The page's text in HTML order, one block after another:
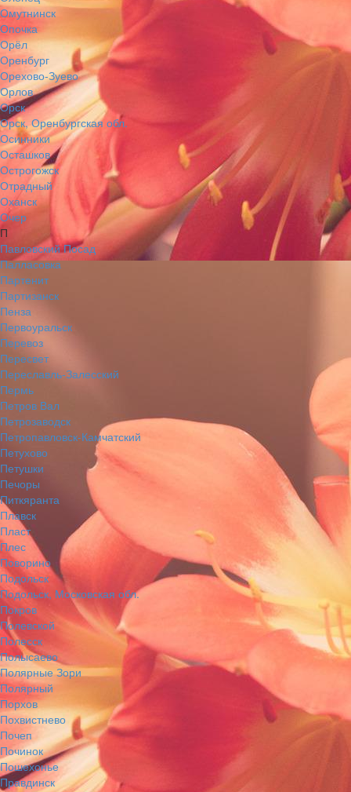
Омутнинск
Опочка
Орёл
Оренбург
Орехово-Зуево
Орлов
Орск
Орск, Оренбургская обл.
Осинники
Осташков
Острогожск
Отрадный
Оханск
Очер
П
Павловский Посад
Палласовка
Партенит
Партизанск
Пенза
Первоуральск
Перевоз
Пересвет
Переславль-Залесский
Пермь
Петров Вал
Петрозаводск
Петропавловск-Камчатский
Петухово
Петушки
Печоры
Питкяранта
Плавск
Пласт
Плес
Поворино
Подольск
Подольск, Московская обл.
Покров
Полевской
Полесск
Полысаево
Полярные Зори
Полярный
Порхов
Похвистнево
Почеп
Починок
Пошехонье
Правдинск